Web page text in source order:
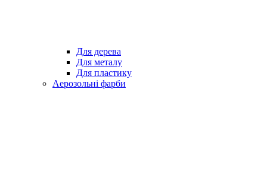
Для дерева
Для металу
Для пластику
Аерозольні фарби